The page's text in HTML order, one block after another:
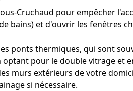
Cruchaud pour empêcher
bains) et d'ouvrir les fenêtres
ponts thermiques, qui sont
pour le double vitrage et
murs extérieurs de votre
si nécessaire.